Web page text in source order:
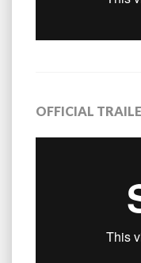
OFFICIAL